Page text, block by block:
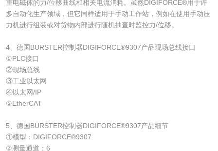
重电磁体的力/位移曲线和相关电流消耗。虽然DIGIFORCE®用于许
多自动化生产领域，但它同样适用于手动工作站，例如在使用手动压
力机进行组装或对货物内部进行随机抽查时监控力/位移。
4、德国BURSTER控制器DIGIFORCE®9307产品现场总线接口
①PLC接口
②现场总线
③工业以太网
④以太网/IP
⑤EtherCAT
5、德国BURSTER控制器DIGIFORCE®9307产品细节
①模型：DIGIFORCE®9307
②测量通道：6